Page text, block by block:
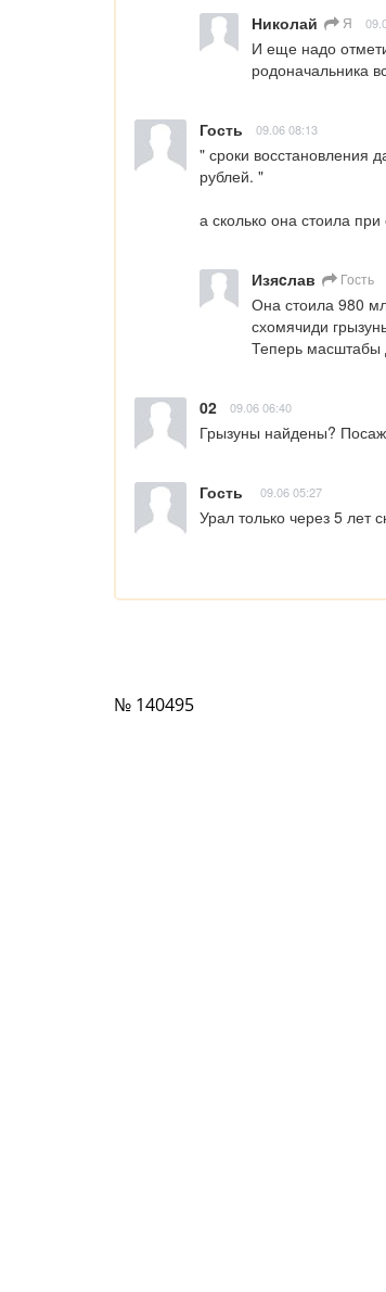
Николай Я
И еще надо
родоначальника
Гость 09.06 08:13
" сроки восстановления
рублей. "
а сколько она стоила
Изяcлав Гость
Она стоила 980
схомячиди
Теперь масштабы
02 09.06 06:40
Грызуны найдены?
Гость 09.06 05:27
Урал только через 5 лет
№ 140495